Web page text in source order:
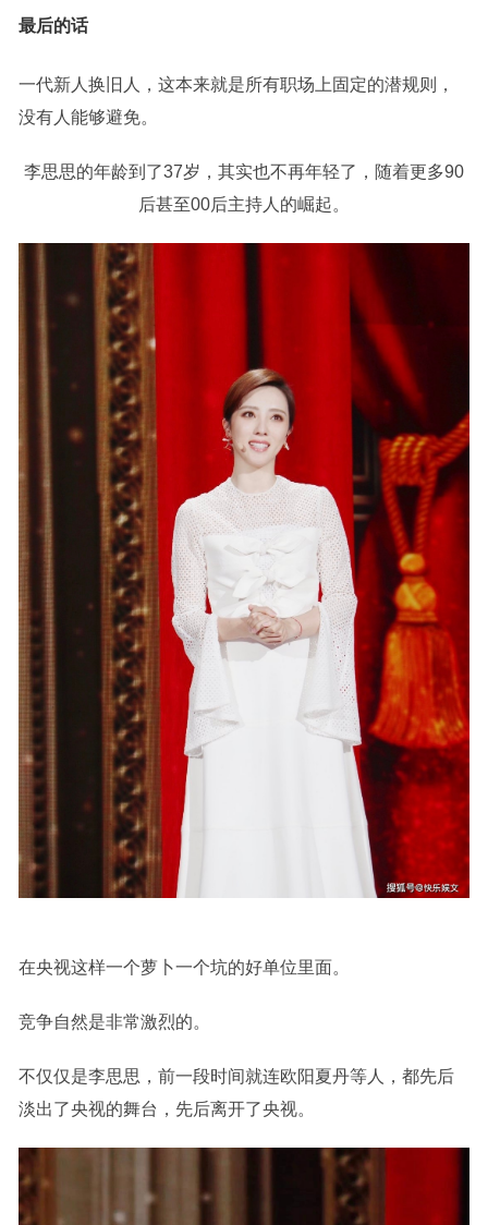
最后的话
一代新人换旧人，这本来就是所有职场上固定的潜规则，
没有人能够避免。
李思思的年龄到了37岁，其实也不再年轻了，随着更多90
后甚至00后主持人的崛起。
在央视这样一个萝卜一个坑的好单位里面。
竞争自然是非常激烈的。
不仅仅是李思思，前一段时间就连欧阳夏丹等人，都先后
淡出了央视的舞台，先后离开了央视。